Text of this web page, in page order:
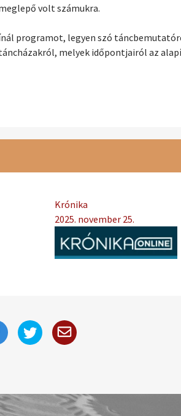
volt számukra.
programot, legyen szó
melyek időpontjairól az
Krónika
2025. november 25.